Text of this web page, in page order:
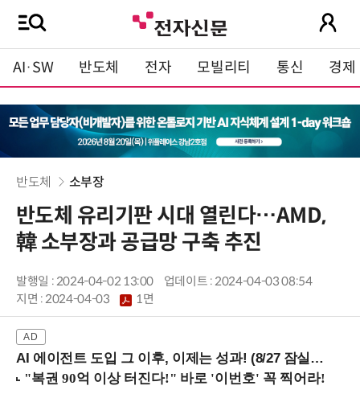
AI·SW 반도체 전자 모빌리티 통신 경제
반도체 소부장
반도체 유리기판 시대 열린다…AMD,
韓 소부장과 공급망 구축 추진
발행일 : 2024-04-02 13:00
업데이트 : 2024-04-03 08:54
지면 :2024-04-03 1면
AI 에이전트 도입 그 이후, 이제는 성과! (8/27 잠실역)